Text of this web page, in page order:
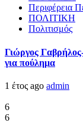
Περιφέρεια
ΠΟΛΙΤΙΚΗ
Πολιτισμός
Γιώργος
για πούλημα
1 έτος ago admin
6
6